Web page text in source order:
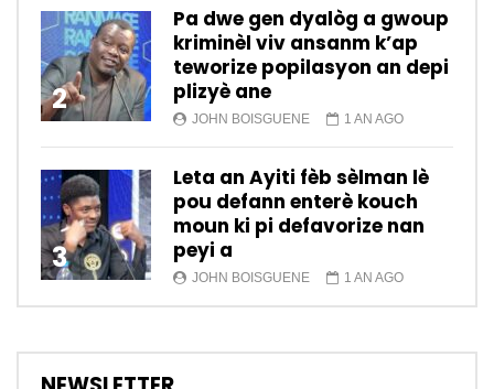
2
Pa dwe gen dyalòg a gwoup
kriminèl viv ansanm k’ap
teworize popilasyon an depi
plizyè ane
JOHN BOISGUENE 1 AN AGO
3
Leta an Ayiti fèb sèlman lè
pou defann enterè kouch
moun ki pi defavorize nan
peyi a
JOHN BOISGUENE 1 AN AGO